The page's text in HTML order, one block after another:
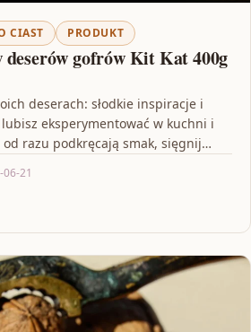
CIAST PRODUKT
deserów gofrów Kit Kat 400g
deserach: słodkie inspiracje i
eksperymentować w kuchni i
razu podkręcają smak, sięgnij…
21